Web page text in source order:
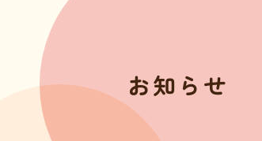
お知らせ